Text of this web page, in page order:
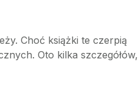
Choć książki te czerpią
Oto kilka szczegółów,